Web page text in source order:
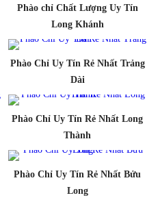
Phào chỉ Chất Lượng Uy Tín
Long Khánh
Phào Chỉ Uy Tín Rẻ Nhất Trảng
Dài
Phào Chỉ Uy Tín Rẻ Nhất Long
Thành
Phào Chỉ Uy Tín Rẻ Nhất Bửu
Long